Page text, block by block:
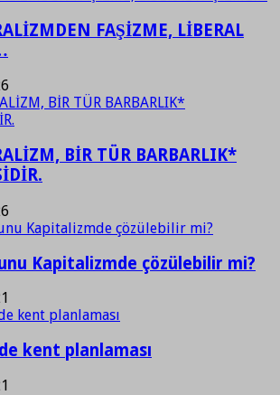
FAŞİZME, LİBERAL
BİR TÜR BARBARLIK*
Kapitalizmde çözülebilir mi?
kent planlaması